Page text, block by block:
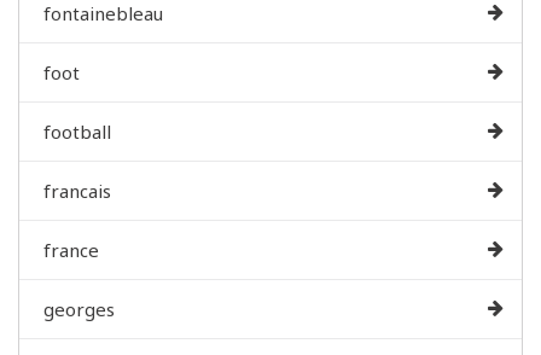
fontainebleau
foot
football
francais
france
georges